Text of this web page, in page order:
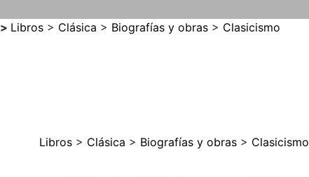
> Libros > Clásica > Biografías y obras > Clasicismo
Libros > Clásica > Biografías y obras > Clasicismo